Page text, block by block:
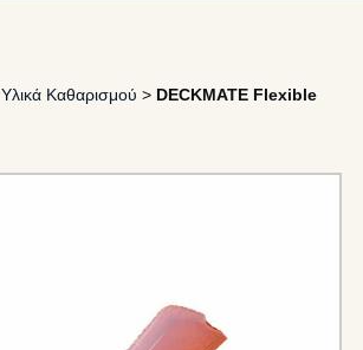
Υλικά Καθαρισμού > DECKMATE Flexible